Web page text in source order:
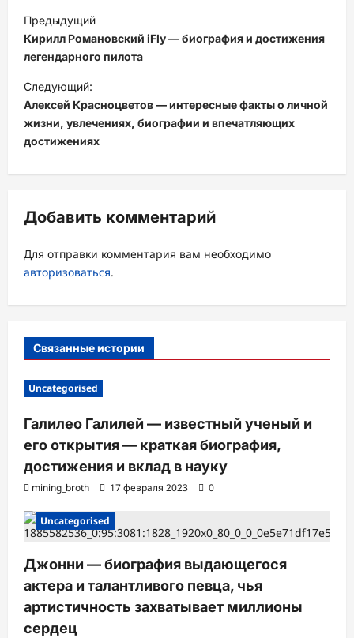
Н
а
в
и
г
а
я
з
а
п
и
Предыдущий
Кирилл Романовский iFly — биография и достижения
легендарного пилота
Следующий:
Алексей Красноцветов — интересные факты о личной
жизни, увлечениях, биографии и впечатляющих
достижениях
Добавить комментарий
Для отправки комментария вам необходимо
авторизоваться.
Связанные истории
Uncategorised
Галилео Галилей — известный ученый и
его открытия — краткая биография,
достижения и вклад в науку
mining_broth 17 февраля 2023 0
Uncategorised
Джонни — биография выдающегося
актера и талантливого певца, чья
артистичность захватывает миллионы
сердец